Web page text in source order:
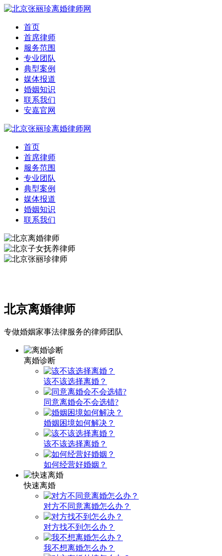
首页
首席律师
服务范围
专业团队
典型案例
媒体报道
婚姻知识
联系我们
安嘉官网
首页
首席律师
服务范围
专业团队
典型案例
媒体报道
婚姻知识
联系我们
北京离婚律师
专做婚姻家事法律服务的律师团队
离婚诊断
该不该选择离婚？
同意离婚会不会选错?
婚姻困境如何解决？
该不该选择离婚？
如何经营好婚姻？
快速离婚
对方不同意离婚怎么办？
对方找不到怎么办？
我不想离婚怎么办？